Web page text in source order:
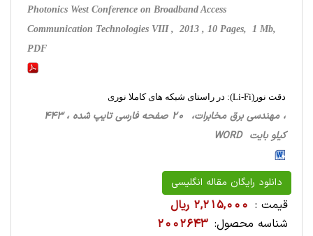
Photonics West Conference on Broadband Access
Communication Technologies VIII , 2013 , 10 Pages, 1 Mb,
PDF
دقت نور(Li-Fi): در راستای شبکه های کاملا نوری
، مهندسی برق مخابرات، 20 صفحه فارسی تایپ شده ، 443
کیلو بایت WORD
دانلود رایگان مقاله انگلیسی
قیمت : 2,215,000 ریال
شناسه محصول: 2002643